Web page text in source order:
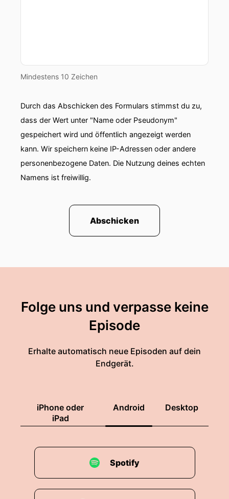
Mindestens 10 Zeichen
Durch das Abschicken des Formulars stimmst du zu,
dass der Wert unter "Name oder Pseudonym"
gespeichert wird und öffentlich angezeigt werden
kann. Wir speichern keine IP-Adressen oder andere
personenbezogene Daten. Die Nutzung deines echten
Namens ist freiwillig.
Abschicken
Folge uns und verpasse keine
Episode
Erhalte automatisch neue Episoden auf dein
Endgerät.
iPhone oder
iPad
Android Desktop
Spotify